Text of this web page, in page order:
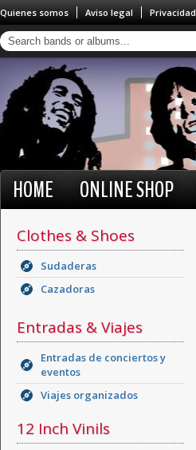
Quienes somos Aviso legal Privacidad
HOME ONLINE SHOP
Clothes & Shoes
Sudaderas
Cazadoras
Entradas & Viajes
Entradas de conciertos y
eventos
Viajes organizados
12 Inch Vinils